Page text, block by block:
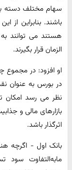
سهام مختلف دسته
باشند. بنابراین از
هستند می توانند
الزمان قرار بگیرند.
او افزود: در
در بورس به عنوان
نظر می رسد امکان
بازارهای مالی و
اثرگذار باشد.
بانک اول - اگرچه